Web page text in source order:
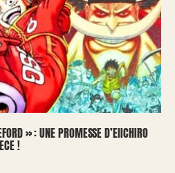
» : UNE PROMESSE D’EIICHIRO
!